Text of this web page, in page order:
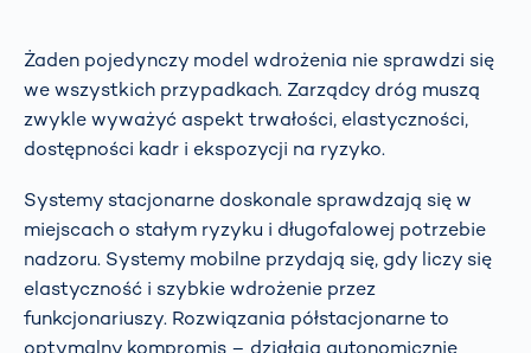
Żaden pojedynczy model wdrożenia nie sprawdzi się
we wszystkich przypadkach. Zarządcy dróg muszą
zwykle wyważyć aspekt trwałości, elastyczności,
dostępności kadr i ekspozycji na ryzyko.
Systemy stacjonarne doskonale sprawdzają się w
miejscach o stałym ryzyku i długofalowej potrzebie
nadzoru. Systemy mobilne przydają się, gdy liczy się
elastyczność i szybkie wdrożenie przez
funkcjonariuszy. Rozwiązania półstacjonarne to
optymalny kompromis – działają autonomicznie